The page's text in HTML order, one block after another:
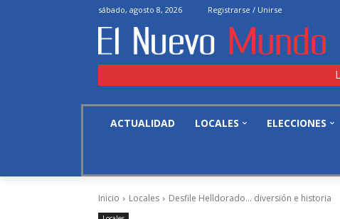
sábado, agosto 8, 2026 Registrarse / Unirse
ACTUALIDAD LOCALES ELECCIONES
Inicio Locales Desfile Helldorado... diversión e historia